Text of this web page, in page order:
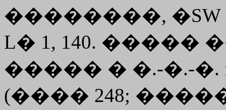
��������,
L� 1, 140.
����� � �.-�.-�.
(���� 248;